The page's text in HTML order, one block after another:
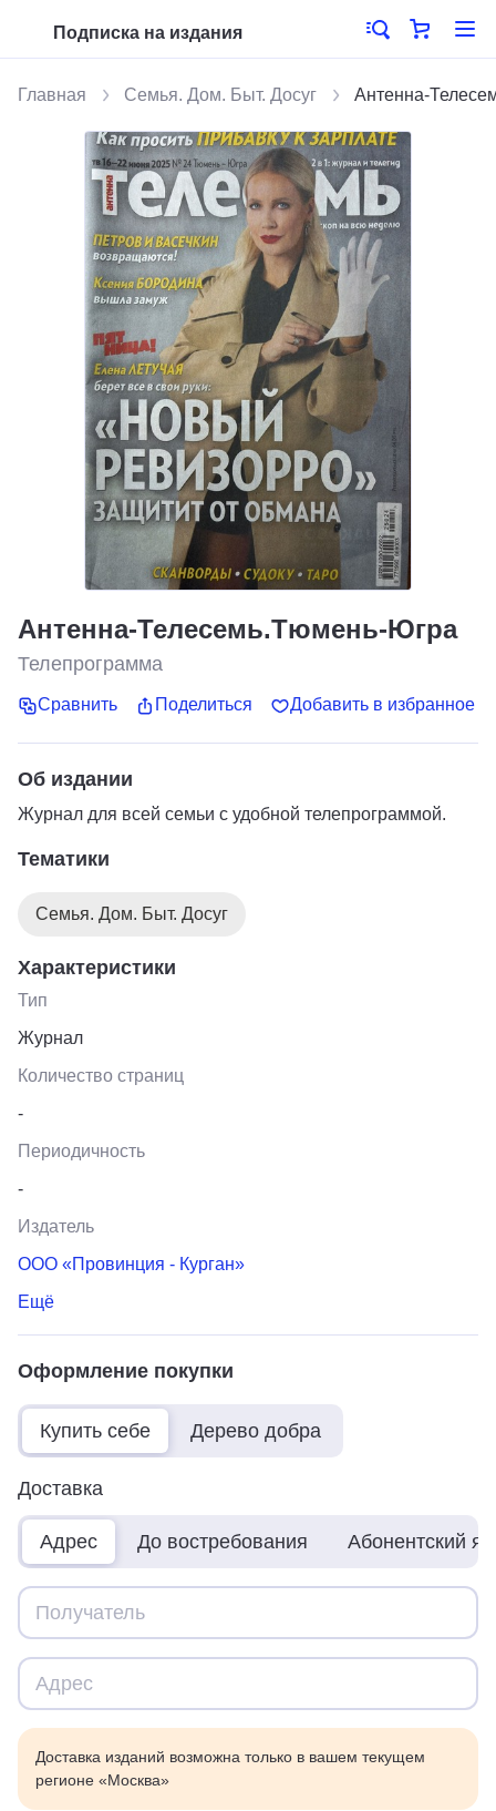
Подписка на издания
Главная Семья. Дом. Быт. Досуг Антенна-
Антенна-Телесемь.Тюмень-Югра
Телепрограмма
Сравнить Поделиться Добавить в избранное
Об издании
Журнал для всей семьи с удобной телепрограммой.
Тематики
Семья. Дом. Быт. Досуг
Характеристики
Тип
Журнал
Количество страниц
-
Периодичность
-
Издатель
ООО «Провинция - Курган»
Ещё
Оформление покупки
Купить себе Дерево добра
Доставка
Адрес До востребования Абонентский
Доставка изданий возможна только в вашем текущем
регионе «Москва»